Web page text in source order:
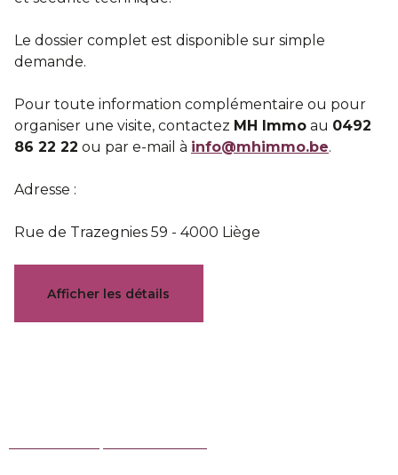
Le dossier complet est disponible sur simple
demande.
Pour toute information complémentaire ou pour
organiser une visite, contactez MH Immo au 0492
86 22 22 ou par e-mail à info@mhimmo.be.
Adresse :
Rue de Trazegnies 59 - 4000 Liège
Documents
Afficher les détails